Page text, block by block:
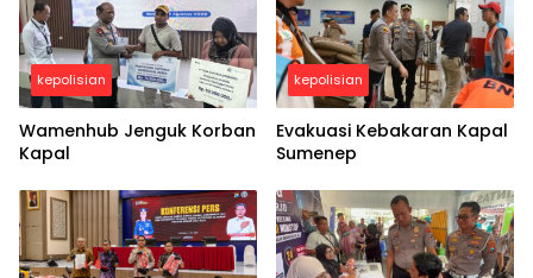
kepolisian
Wamenhub Jenguk Korban
Kapal
kepolisian
Evakuasi Kebakaran Kapal
Sumenep